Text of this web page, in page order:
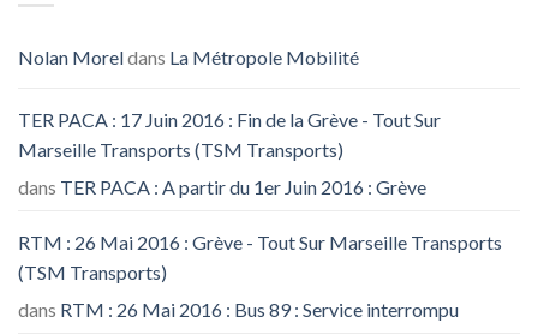
Nolan Moreldans La Métropole Mobilité
TER PACA : 17 Juin 2016 : Fin de la Grève - Tout Sur
Marseille Transports (TSM Transports)
dans TER PACA : A partir du 1er Juin 2016 : Grève
RTM : 26 Mai 2016 : Grève - Tout Sur Marseille Transports
(TSM Transports)
dans RTM : 26 Mai 2016 : Bus 89 : Service interrompu